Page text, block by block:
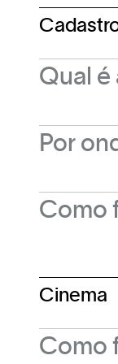
Qual é
Confira a
Por
É
telefone
Como
Cinema
Como